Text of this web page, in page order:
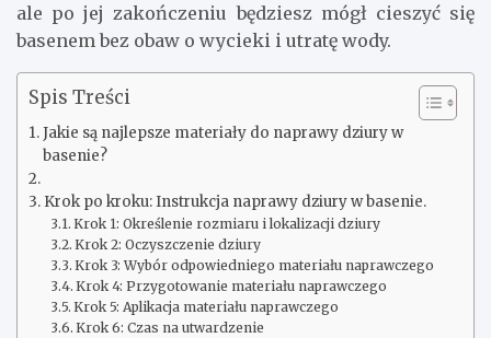
ale po jej zakończeniu będziesz mógł cieszyć się
basenem bez obaw o wycieki i utratę wody.
Spis Treści
Jakie są najlepsze materiały do naprawy dziury w
basenie?
Krok po kroku: Instrukcja naprawy dziury w basenie.
Krok 1: Określenie rozmiaru i lokalizacji dziury
Krok 2: Oczyszczenie dziury
Krok 3: Wybór odpowiedniego materiału naprawczego
Krok 4: Przygotowanie materiału naprawczego
Krok 5: Aplikacja materiału naprawczego
Krok 6: Czas na utwardzenie